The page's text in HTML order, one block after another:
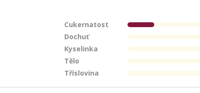
Cukernatost
Dochuť
Kyselinka
Tělo
Tříslovina